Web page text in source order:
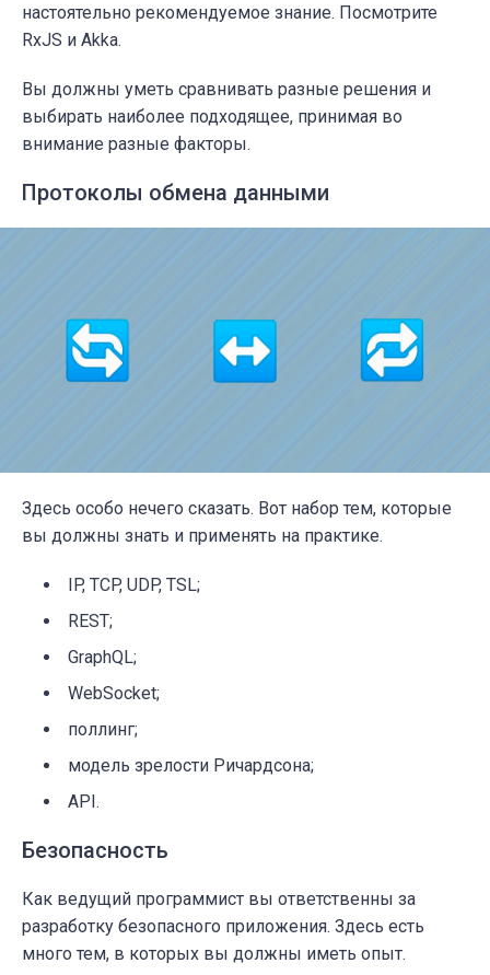
настоятельно рекомендуемое знание. Посмотрите
RxJS и Akka.
Вы должны уметь сравнивать разные решения и
выбирать наиболее подходящее, принимая во
внимание разные факторы.
Протоколы обмена данными
Здесь особо нечего сказать. Вот набор тем, которые
вы должны знать и применять на практике.
IP, TCP, UDP, TSL;
REST;
GraphQL;
WebSocket;
поллинг;
модель зрелости Ричардсона;
API.
Безопасность
Как ведущий программист вы ответственны за
разработку безопасного приложения. Здесь есть
много тем, в которых вы должны иметь опыт.